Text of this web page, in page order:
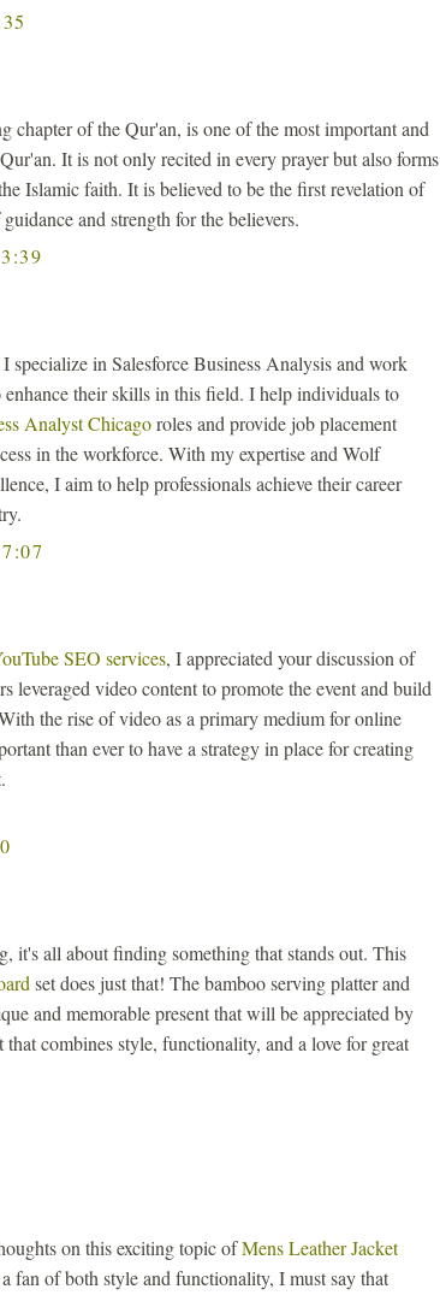
chapter of the Qur'an, is one of the most important and
It is not only recited in every prayer but also forms
Islamic faith. It is believed to be the first revelation of
and strength for the believers.
specialize in Salesforce Business Analysis and work
their skills in this field. I help individuals to
Analyst Chicagoroles and provide job placement
in the workforce. With my expertise and Wolf
I aim to help professionals achieve their career
SEO services, I appreciated your discussion of
leveraged video content to promote the event and build
the rise of video as a primary medium for online
than ever to have a strategy in place for creating
it's all about finding something that stands out. This
set does just that! The bamboo serving platter and
and memorable present that will be appreciated by
combines style, functionality, and a love for great
on this exciting topic ofMens Leather Jacket
fan of both style and functionality, I must say that